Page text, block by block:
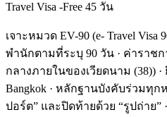
Travel Visa -Free 45 วัน
เจาะหมวด EV-90 (e- Travel Visa
พำนักตามที่ระบุ 90 วัน · ค่าราช
กลางภายในของเวียดนาม (38)) ·
Bangkok · หลักฐานบังคับร่วมทุก
ปอร์ต” และปิดท้ายด้วย “รูปถ่าย”